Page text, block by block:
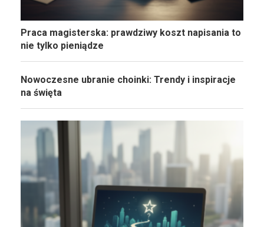
Praca magisterska: prawdziwy koszt napisania to
nie tylko pieniądze
Nowoczesne ubranie choinki: Trendy i inspiracje
na święta